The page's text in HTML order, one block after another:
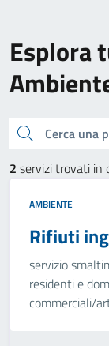
Esplora
Cerca una parola chiave
2 servizi trovati in
AMBIENTE
Rifiuti
servizio
residenti e
commerciali/